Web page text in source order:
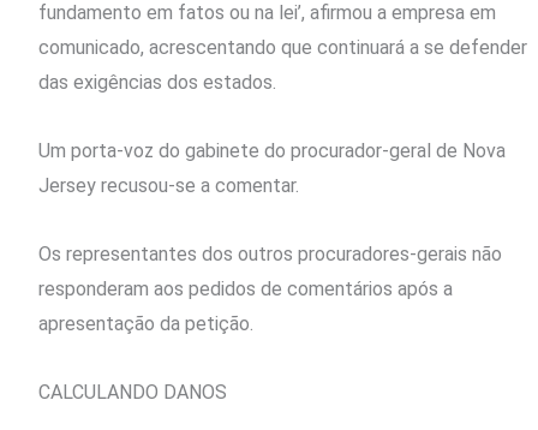
fundamento em fatos ​ou na lei’, ‌afirmou a empresa em
comunicado, acrescentando que continuará a se defender
das exigências dos estados.
Um porta-voz do gabinete do procurador-geral de Nova
Jersey recusou-se a comentar.
Os representantes dos outros procuradores-gerais não
responderam aos pedidos de comentários após a
apresentação da petição.
CALCULANDO DANOS